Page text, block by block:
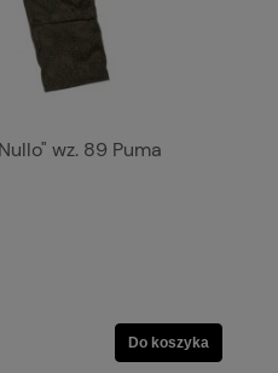
wz. 89 Puma
Do koszyka